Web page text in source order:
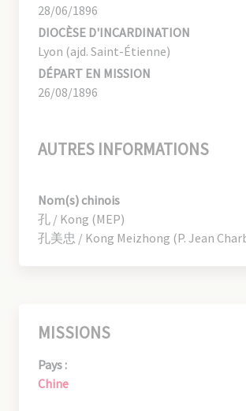
28/06/1896
DIOCÈSE D'INCARDINATION
Lyon (ajd. Saint-Étienne)
DÉPART EN MISSION
26/08/1896
AUTRES INFORMATIONS
Nom(s) chinois
孔 / Kong (MEP)
孔美忠 / Kong Meizhong (P. Jean
MISSIONS
Pays :
Chine